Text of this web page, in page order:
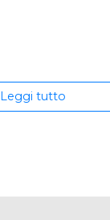
Leggi tutto